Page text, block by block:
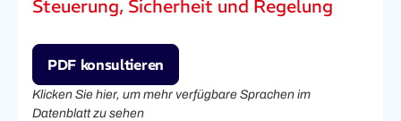
Steuerung, Sicherheit und Regelung
PDF konsultieren
Klicken Sie hier, um mehr verfügbare Sprachen im
Datenblatt zu sehen